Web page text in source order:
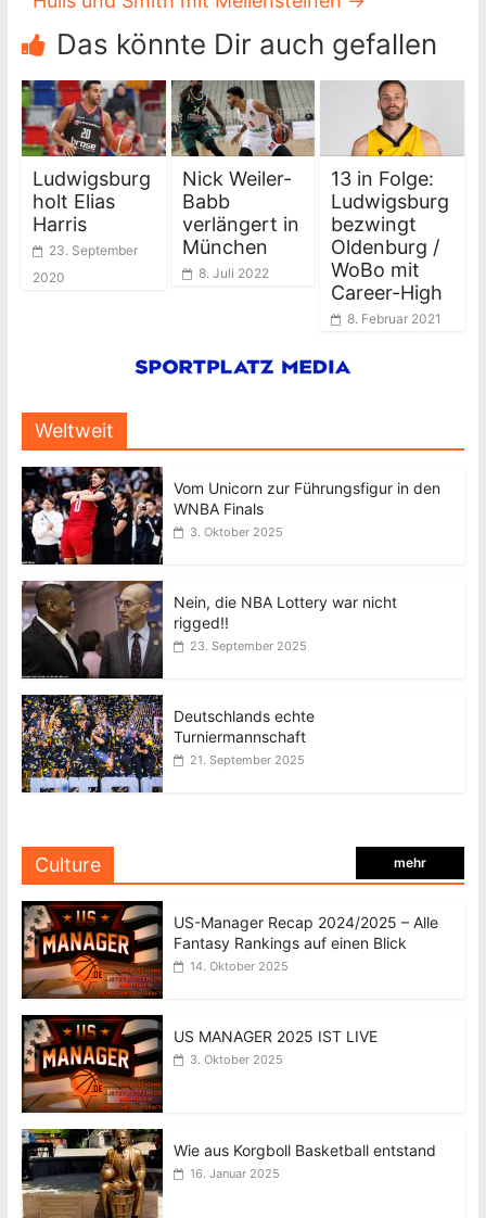
Das könnte Dir auch gefallen
Ludwigsburg
holt Elias
Harris
23. September
2020
Nick Weiler-
Babb
verlängert in
München
8. Juli 2022
13 in Folge:
Ludwigsburg
bezwingt
Oldenburg /
WoBo mit
Career-High
8. Februar 2021
Weltweit
Vom Unicorn zur Führungsfigur in den
WNBA Finals
3. Oktober 2025
Nein, die NBA Lottery war nicht
rigged!!
23. September 2025
Deutschlands echte
Turniermannschaft
21. September 2025
Culture mehr
US-Manager Recap 2024/2025 – Alle
Fantasy Rankings auf einen Blick
14. Oktober 2025
US MANAGER 2025 IST LIVE
3. Oktober 2025
Wie aus Korgboll Basketball entstand
16. Januar 2025